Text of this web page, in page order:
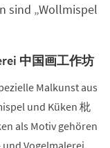
sind „Wollmispel
中国画工作坊
Malkunst aus
und Küken 枇
als Motiv gehören
Vogelmalerei.